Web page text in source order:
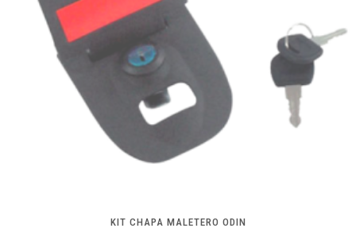
KIT CHAPA MALETERO ODIN